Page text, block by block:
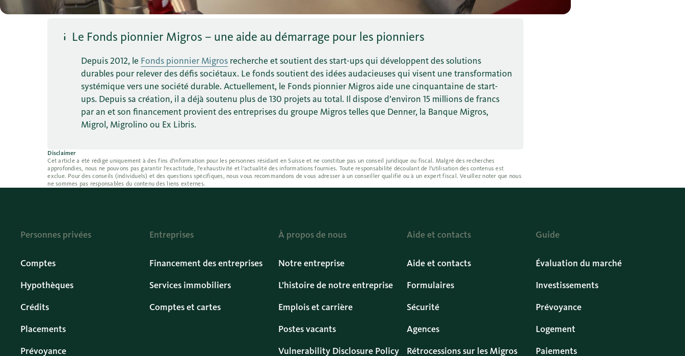
Le Fonds pionnier Migros – une aide au démarrage pour les pionniers
Depuis 2012, le Fonds pionnier Migros recherche et soutient des start-ups qui développent des solutions
durables pour relever des défis sociétaux. Le fonds soutient des idées audacieuses qui visent une transformation
systémique vers une société durable. Actuellement, le Fonds pionnier Migros aide une cinquantaine de start-
ups. Depuis sa création, il a déjà soutenu plus de 130 projets au total. Il dispose d’environ 15 millions de francs
par an et son financement provient des entreprises du groupe Migros telles que Denner, la Banque Migros,
Migrol, Migrolino ou Ex Libris.
Disclaimer
Cet article a été rédigé uniquement à des fins d'information pour les personnes résidant en Suisse et ne constitue pas un conseil juridique ou fiscal. Malgré des recherches
approfondies, nous ne pouvons pas garantir l'exactitude, l'exhaustivité et l'actualité des informations fournies. Toute responsabilité découlant de l'utilisation des contenus est
exclue. Pour des conseils (individuels) et des questions spécifiques, nous vous recommandons de vous adresser à un conseiller qualifié ou à un expert fiscal. Veuillez noter que nous
ne sommes pas responsables du contenu des liens externes.
Personnes privées
Comptes
Hypothèques
Crédits
Placements
Prévoyance
Entreprises
Financement des entreprises
Services immobiliers
Comptes et cartes
À propos de nous
Notre entreprise
L’histoire de notre entreprise
Emplois et carrière
Postes vacants
Vulnerability Disclosure Policy
Aide et contacts
Aide et contacts
Formulaires
Sécurité
Agences
Rétrocessions sur les Migros
Guide
Évaluation du marché
Investissements
Prévoyance
Logement
Paiements